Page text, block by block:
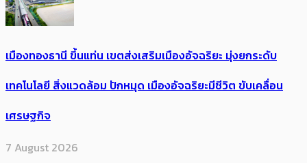
เมืองทองธานี ขึ้นแท่น เขตส่งเสริมเมืองอัจฉริยะ มุ่งยกระดับ
เทคโนโลยี สิ่งแวดล้อม ปักหมุด เมืองอัจฉริยะมีชีวิต ขับเคลื่อน
เศรษฐกิจ
7 August 2026